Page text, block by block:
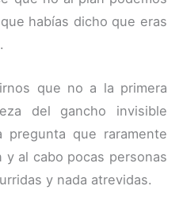
habías dicho que eras
que no a la primera
del gancho invisible
que raramente
al cabo pocas personas
y nada atrevidas.